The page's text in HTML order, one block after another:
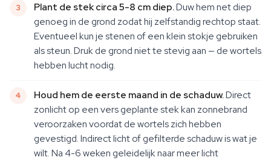
Plant de stek circa 5-8 cm diep.Duw hem net diep
genoeg in de grond zodat hij zelfstandig rechtop staat.
Eventueel kun je stenen of een klein stokje gebruiken
als steun. Druk de grond niet te stevig aan — de wortels
hebben lucht nodig.
Houd hem de eerste maand in de schaduw.Direct
zonlicht op een vers geplante stek kan zonnebrand
veroorzaken voordat de wortels zich hebben
gevestigd. Indirect licht of gefilterde schaduw is wat je
wilt. Na 4-6 weken geleidelijk naar meer licht